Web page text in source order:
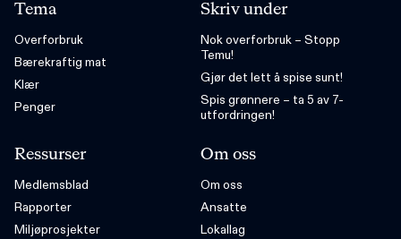
Tema
Overforbruk
Bærekraftig mat
Klær
Penger
Skriv under
Nok overforbruk – Stopp
Temu!
Gjør det lett å spise sunt!
Spis grønnere – ta 5 av 7-
utfordringen!
Ressurser
Medlemsblad
Rapporter
Miljøprosjekter
Om oss
Om oss
Ansatte
Lokallag